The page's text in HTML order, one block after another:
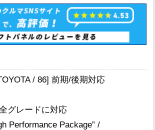
/ 86] 前期/後期対応
グレードに対応
Performance Package” /